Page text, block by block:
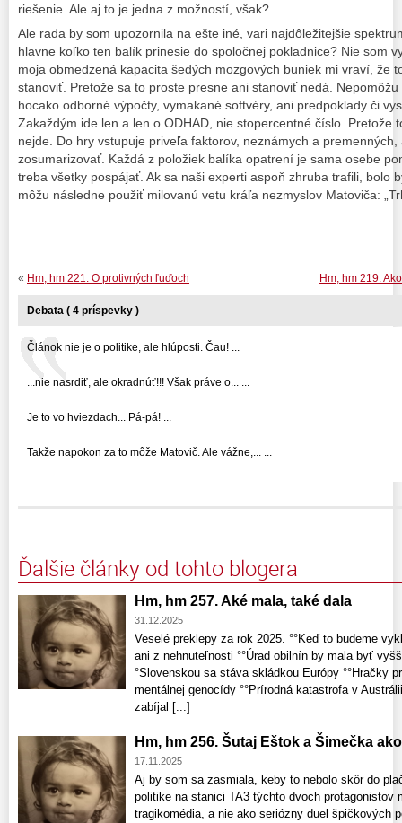
riešenie. Ale aj to je jedna z možností, však?
Ale rada by som upozornila na ešte iné, vari najdôležitejšie
hlavne koľko ten balík prinesie do spoločnej pokladnice? Nie som
moja obmedzená kapacita šedých mozgových buniek mi vraví, že
stanoviť. Pretože sa to proste presne ani stanoviť nedá.
hocako odborné výpočty, vymakané softvéry, ani predpoklady či
Zakaždým ide len a len o ODHAD, nie stopercentné číslo. Pretože
nejde. Do hry vstupuje priveľa faktorov, neznámych a
zosumarizovať. Každá z položiek balíka opatrení je sama osebe
treba všetky pospájať. Ak sa naši experti aspoň zhruba trafili, bolo
môžu následne použiť milovanú vetu kráľa nezmyslov Matoviča:
Hm, hm 219.
« Hm, hm 221. O protivných ľuďoch
Debata ( 4 príspevky )
Článok nie je o politike, ale hlúposti. Čau! ...
...nie nasrdiť, ale okradnúť!!! Však práve o... ...
Je to vo hviezdach... Pá-pá! ...
Takže napokon za to môže Matovič. Ale vážne,... ...
Ďalšie články od tohto blogera
Hm, hm 257. Aké mala, také dala
31.12.2025
Veselé preklepy za rok 2025. °°Keď to budeme
ani z nehnuteľnosti °°Úrad obilnín by mala byť
°Slovenskou sa stáva skládkou Európy °°Hračky
mentálnej genocídy °°Prírodná katastrofa v
zabíjal [...]
Hm, hm 256. Šutaj Eštok a Šimečka
17.11.2025
Aj by som sa zasmiala, keby to nebolo skôr do
politike na stanici TA3 týchto dvoch protagonistov
tragikomédia, a nie ako seriózny duel špičkových